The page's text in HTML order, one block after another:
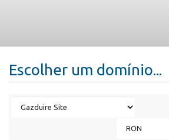
Escolher um domínio...